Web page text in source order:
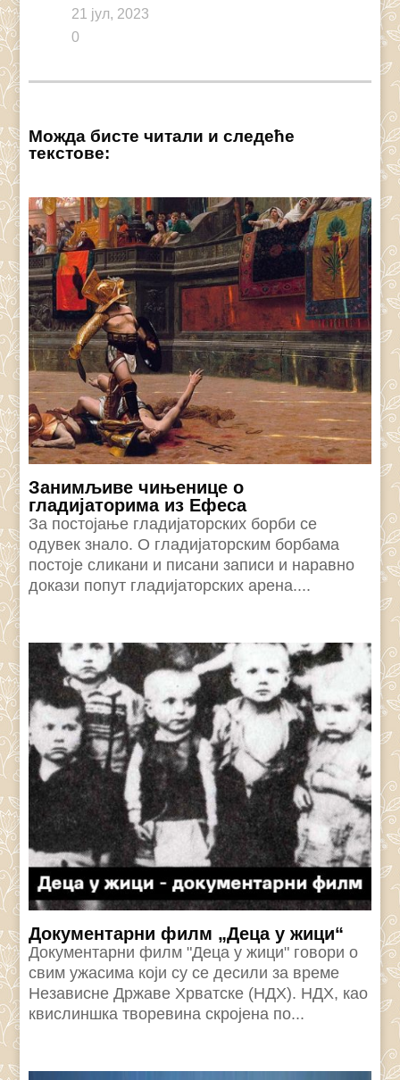
21 јул, 2023
0
Можда бисте читали и следеће
текстове:
Занимљиве чињенице о
гладијаторима из Ефеса
За постојање гладијаторских борби се
одувек знало. О гладијаторским борбама
постоје сликани и писани записи и наравно
докази попут гладијаторских арена....
Документарни филм „Деца у жици“
Документарни филм "Деца у жици" говори о
свим ужасима који су се десили за време
Независне Државе Хрватске (НДХ). НДХ, као
квислиншка творевина скројена по...